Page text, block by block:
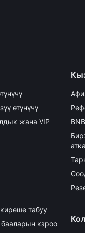
өтүнүчү
жана VIP
табуу
бааларын кароо
BNB